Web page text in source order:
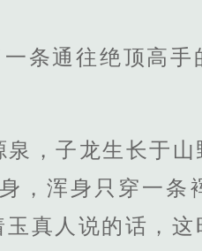
条通往绝顶高
，子龙生长于
，浑身只穿一条
真人说的话，